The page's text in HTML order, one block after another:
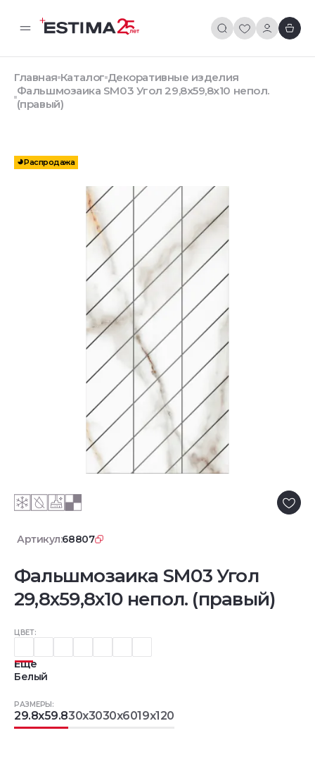
Главная Каталог Декоративные изделия
Фальшмозаика SM03 Угол 29,8x59,8x10 непол.
(правый)
Распродажа
Артикул:68807
Фальшмозаика SM03 Угол
29,8x59,8x10 непол. (правый)
ЦВЕТ:
Еще
Белый
РАЗМЕРЫ:
29.8x59.830x3030x6019x120